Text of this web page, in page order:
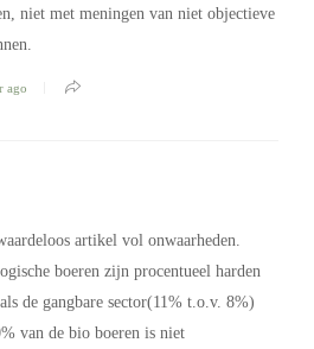
niet met meningen van niet objectieve
ago
artikel vol onwaarheden.
boeren zijn procentueel harden
de gangbare sector(11% t.o.v. 8%)
van de bio boeren is niet